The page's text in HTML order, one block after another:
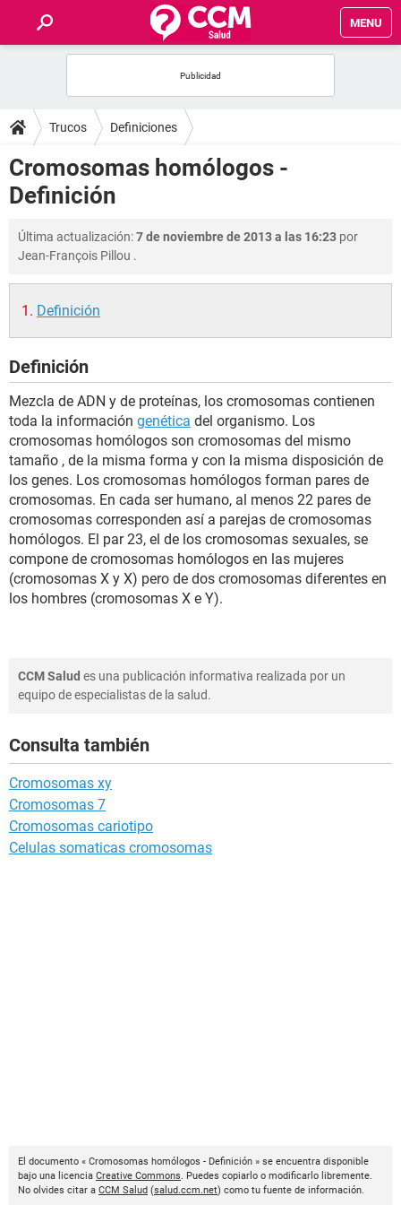
MENU
FOROS
SALUD
FAMILIA
NUTRICIÓN
SEXUALIDAD
Trucos Definiciones
Cromosomas homólogos -
Definición
Última actualización:7 de noviembre de 2013 a las 16:23 por
Jean-François Pillou .
Definición
Definición
Mezcla de ADN y de proteínas, los cromosomas contienen
toda la información genética del organismo. Los
cromosomas homólogos son cromosomas del mismo
tamaño , de la misma forma y con la misma disposición de
los genes. Los cromosomas homólogos forman pares de
cromosomas. En cada ser humano, al menos 22 pares de
cromosomas corresponden así a parejas de cromosomas
homólogos. El par 23, el de los cromosomas sexuales, se
compone de cromosomas homólogos en las mujeres
(cromosomas X y X) pero de dos cromosomas diferentes en
los hombres (cromosomas X e Y).
CCM Salud es una publicación informativa realizada por un
equipo de especialistas de la salud.
Consulta también
Cromosomas xy
Cromosomas 7
Cromosomas cariotipo
Celulas somaticas cromosomas
El documento « Cromosomas homólogos - Definición » se encuentra disponible
bajo una licencia Creative Commons. Puedes copiarlo o modificarlo libremente.
No olvides citar a CCM Salud (salud.ccm.net) como tu fuente de información.